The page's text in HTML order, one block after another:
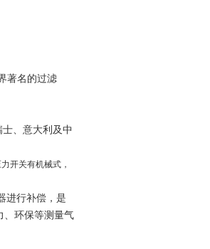
著名的过滤
、意大利及中
力开关有机械式，
进行补偿，是
、环保等测量气